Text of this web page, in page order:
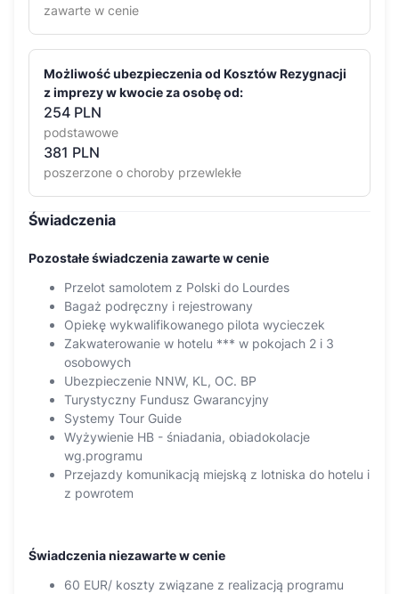
zawarte w cenie
Możliwość ubezpieczenia od Kosztów Rezygnacji
z imprezy w kwocie za osobę od:
254 PLN
podstawowe
381 PLN
poszerzone o choroby przewlekłe
Świadczenia
Pozostałe świadczenia zawarte w cenie
Przelot samolotem z Polski do Lourdes
Bagaż podręczny i rejestrowany
Opiekę wykwalifikowanego pilota wycieczek
Zakwaterowanie w hotelu *** w pokojach 2 i 3
osobowych
Ubezpieczenie NNW, KL, OC. BP
Turystyczny Fundusz Gwarancyjny
Systemy Tour Guide
Wyżywienie HB - śniadania, obiadokolacje
wg.programu
Przejazdy komunikacją miejską z lotniska do hotelu i
z powrotem
Świadczenia niezawarte w cenie
60 EUR/ koszty związane z realizacją programu